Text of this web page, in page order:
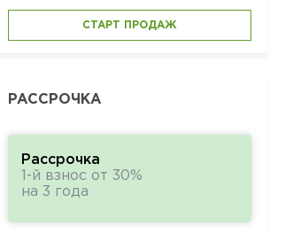
СТАРТ ПРОДАЖ
РАССРОЧКА
Рассрочка
1-й взнос от 30%
на 3 года